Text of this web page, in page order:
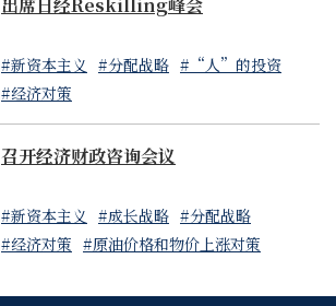
出席日经Reskilling峰会
#新资本主义 #分配战略 #“人”的投资
#经济对策
召开经济财政咨询会议
#新资本主义 #成长战略 #分配战略
#经济对策 #原油价格和物价上涨对策